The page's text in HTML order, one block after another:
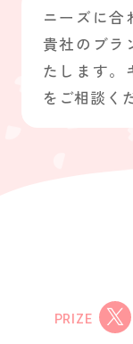
ニーズに合
貴社のブラ
たします。
をご相談く
PRIZE